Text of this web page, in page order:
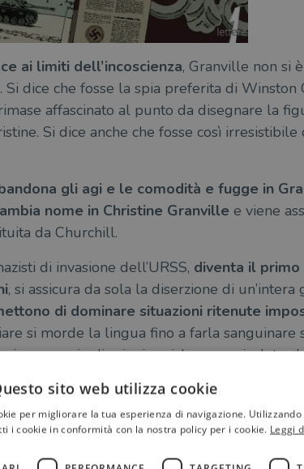
ai limiti dell’incoscienza, Granville non si
dice che fosse la spia preferita di Winston
affascinato al punto da disegnare la
Si dice anche che fosse così
gli agi e le comodità e fugge in
nome in Christine Granville e viene
da Churchill.
di invasione dell’URSS, diventa il
, si assicura da sola la diserzione di un’intera
di dominare situazioni ritenute
si morde la lingua fino a farla
in una serie di azioni eroiche e spericolate
sito web utilizza cookie
per migliorare la tua esperienza di navigazione.
i cookie in conformità con la nostra policy per i cookie. Leggi